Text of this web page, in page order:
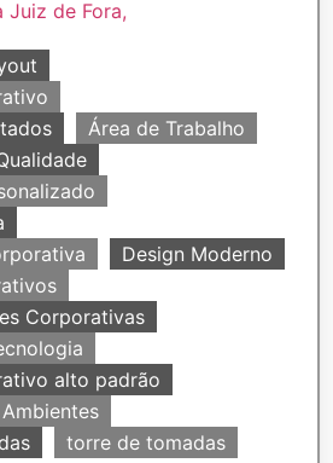
Área de Trabalho
Design Moderno
Corporativas
alto padrão
torre de tomadas